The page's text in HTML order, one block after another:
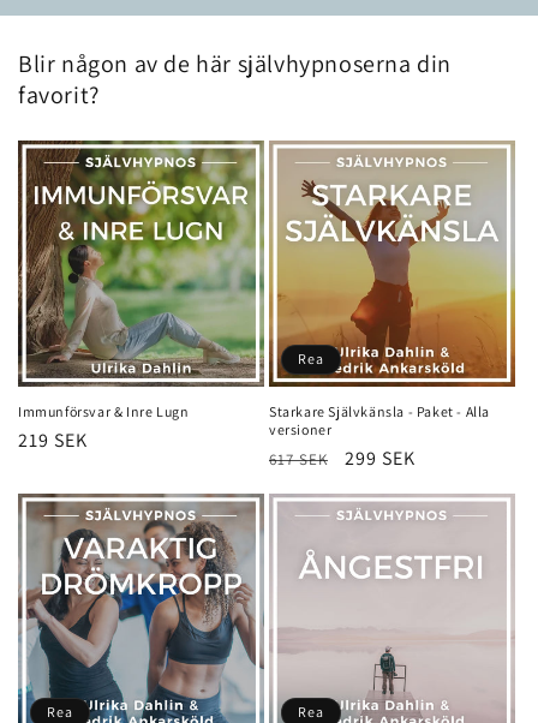
Blir någon av de här självhypnoserna din
favorit?
Immunförsvar & Inre Lugn
Ordinarie
219 SEK
Rea
Starkare Självkänsla - Paket - Alla
versioner
Ordinarie
617 SEK Försäljningspris
299 SEK
Rea Rea